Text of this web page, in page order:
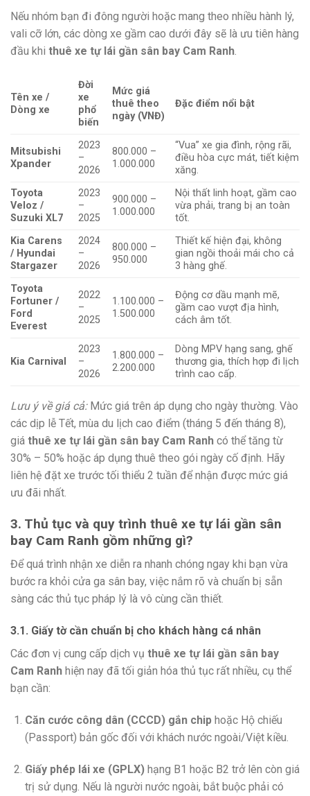
Nếu nhóm bạn đi đông người hoặc mang theo nhiều hành lý,
vali cỡ lớn, các dòng xe gầm cao dưới đây sẽ là ưu tiên hàng
đầu khi thuê xe tự lái gần sân bay Cam Ranh.
Tên xe /
Dòng xe
Đời
xe
phổ
biến
Mức giá
thuê theo
ngày (VNĐ)
Đặc điểm nổi bật
Mitsubishi
Xpander
2023
–
2026
800.000 –
1.000.000
“Vua” xe gia đình, rộng rãi,
điều hòa cực mát, tiết kiệm
xăng.
Toyota
Veloz /
Suzuki XL7
2023
–
2025
900.000 –
1.000.000
Nội thất linh hoạt, gầm cao
vừa phải, trang bị an toàn
tốt.
Kia Carens
/ Hyundai
Stargazer
2024
–
2026
800.000 –
950.000
Thiết kế hiện đại, không
gian ngồi thoải mái cho cả
3 hàng ghế.
Toyota
Fortuner /
Ford
Everest
2022
–
2025
1.100.000 –
1.500.000
Động cơ dầu mạnh mẽ,
gầm cao vượt địa hình,
cách âm tốt.
Kia Carnival
2023
–
2026
1.800.000 –
2.200.000
Dòng MPV hạng sang, ghế
thương gia, thích hợp đi lịch
trình cao cấp.
Lưu ý về giá cả:Mức giá trên áp dụng cho ngày thường. Vào
các dịp lễ Tết, mùa du lịch cao điểm (tháng 5 đến tháng 8),
giá thuê xe tự lái gần sân bay Cam Ranh có thể tăng từ
30% – 50% hoặc áp dụng thuê theo gói ngày cố định. Hãy
liên hệ đặt xe trước tối thiểu 2 tuần để nhận được mức giá
ưu đãi nhất.
3. Thủ tục và quy trình thuê xe tự lái gần sân
bay Cam Ranh gồm những gì?
Để quá trình nhận xe diễn ra nhanh chóng ngay khi bạn vừa
bước ra khỏi cửa ga sân bay, việc nắm rõ và chuẩn bị sẵn
sàng các thủ tục pháp lý là vô cùng cần thiết.
3.1. Giấy tờ cần chuẩn bị cho khách hàng cá nhân
Các đơn vị cung cấp dịch vụ thuê xe tự lái gần sân bay
Cam Ranh hiện nay đã tối giản hóa thủ tục rất nhiều, cụ thể
bạn cần:
Căn cước công dân (CCCD) gắn chiphoặc Hộ chiếu
(Passport) bản gốc đối với khách nước ngoài/Việt kiều.
Giấy phép lái xe (GPLX)hạng B1 hoặc B2 trở lên còn giá
trị sử dụng. Nếu là người nước ngoài, bắt buộc phải có